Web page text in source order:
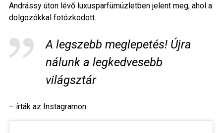
Andrássy úton lévő luxusparfümüzletben jelent meg, ahol a
dolgozókkal fotózkodott.
A legszebb meglepetés! Újra
nálunk a legkedvesebb
világsztár
– írták az Instagramon.